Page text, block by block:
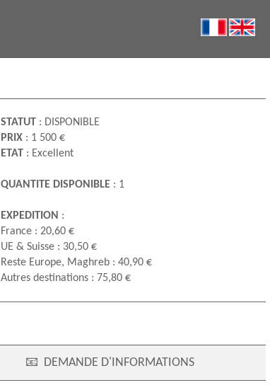
STATUT: DISPONIBLE
PRIX : 1 500 €
ETAT: Excellent
QUANTITE DISPONIBLE: 1
EXPEDITION :
France : 20,60 €
UE & Suisse : 30,50 €
Reste Europe, Maghreb : 40,90 €
Autres destinations : 75,80 €
📧 DEMANDE D'INFORMATIONS